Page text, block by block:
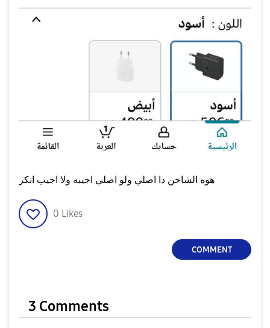
هوه الشاحن دا اصلي ولو اصلي اجيبه ولا اجيب انكر
0 Likes
COMMENT
3 Comments